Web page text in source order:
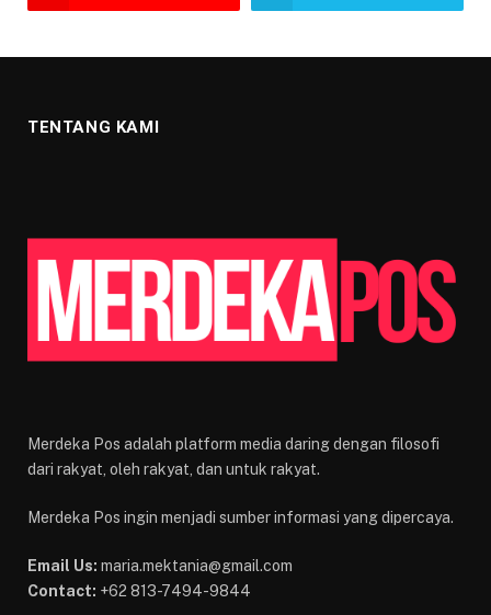
TENTANG KAMI
Merdeka Pos adalah platform media daring dengan filosofi
dari rakyat, oleh rakyat, dan untuk rakyat.
Merdeka Pos ingin menjadi sumber informasi yang dipercaya.
Email Us: maria.mektania@gmail.com
Contact: +62 813-7494-9844